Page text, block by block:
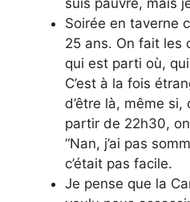
Soirée en taverne
25 ans. On fait les
qui est parti où,
C’est à la fois
d’être là, même si,
partir de 22h30,
“Nan, j’ai pas
c’était pas facile.
Je pense que la